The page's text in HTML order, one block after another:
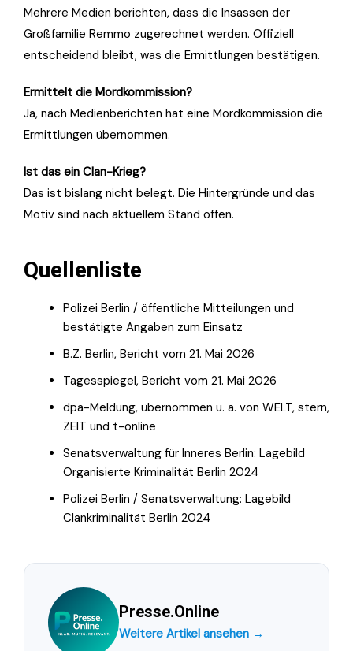
Mehrere Medien berichten, dass die Insassen der
Großfamilie Remmo zugerechnet werden. Offiziell
entscheidend bleibt, was die Ermittlungen bestätigen.
Ermittelt die Mordkommission?
Ja, nach Medienberichten hat eine Mordkommission die
Ermittlungen übernommen.
Ist das ein Clan-Krieg?
Das ist bislang nicht belegt. Die Hintergründe und das
Motiv sind nach aktuellem Stand offen.
Quellenliste
Polizei Berlin / öffentliche Mitteilungen und
bestätigte Angaben zum Einsatz
B.Z. Berlin, Bericht vom 21. Mai 2026
Tagesspiegel, Bericht vom 21. Mai 2026
dpa-Meldung, übernommen u. a. von WELT, stern,
ZEIT und t-online
Senatsverwaltung für Inneres Berlin: Lagebild
Organisierte Kriminalität Berlin 2024
Polizei Berlin / Senatsverwaltung: Lagebild
Clankriminalität Berlin 2024
Presse.Online
Weitere Artikel ansehen →